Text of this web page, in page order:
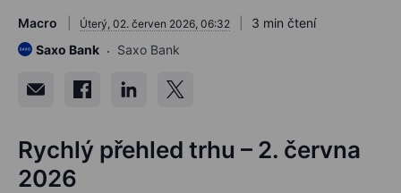
Macro Úterý, 02. červen 2026, 06:32
3 min čtení
Saxo Bank
Saxo Bank
Rychlý přehled trhu – 2. června
2026